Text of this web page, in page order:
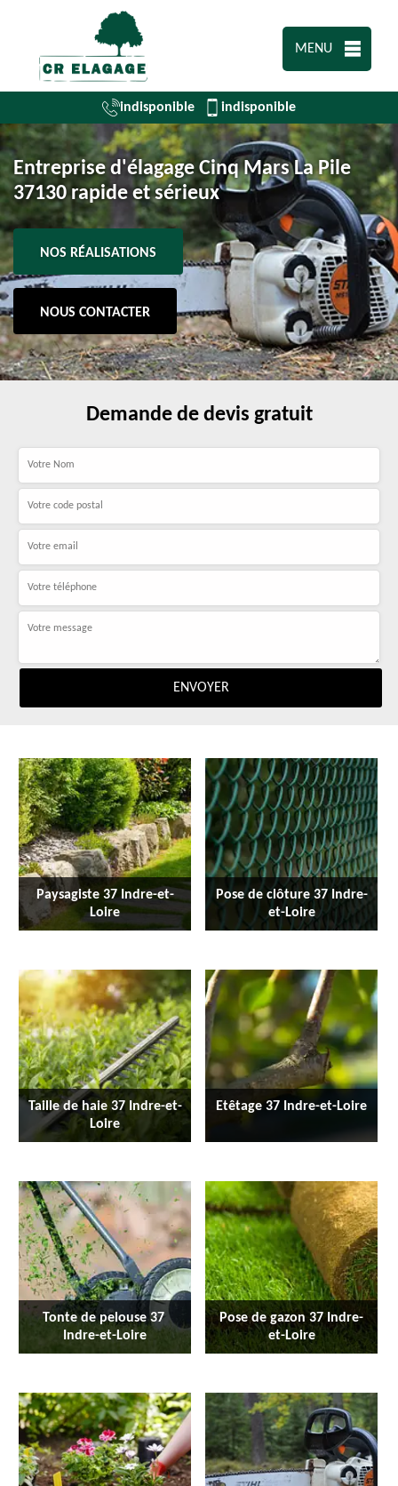
MENU
indisponible indisponible
Entreprise d'élagage Cinq Mars La Pile
37130 rapide et sérieux
NOS RÉALISATIONS
NOUS CONTACTER
Demande de devis gratuit
Paysagiste 37 Indre-et-
Loire
Pose de clôture 37 Indre-
et-Loire
Taille de haie 37 Indre-et-
Loire
Etêtage 37 Indre-et-Loire
Tonte de pelouse 37
Indre-et-Loire
Pose de gazon 37 Indre-
et-Loire